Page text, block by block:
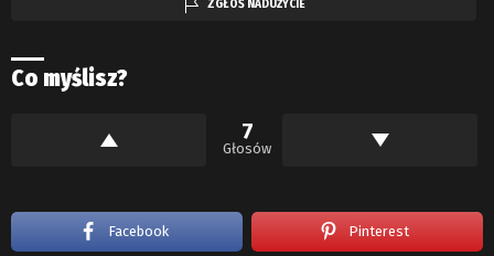
ZGŁOŚ NADUŻYCIE
Co myślisz?
7
Głosów
Facebook Pinterest